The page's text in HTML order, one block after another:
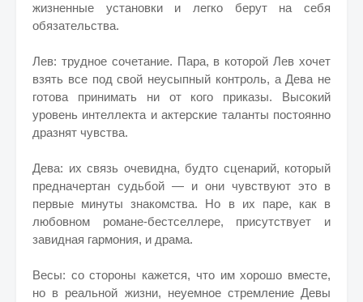
жизненные установки и легко берут на себя
обязательства.
Лев: трудное сочетание. Пара, в которой Лев хочет
взять все под свой неусыпный контроль, а Дева не
готова принимать ни от кого приказы. Высокий
уровень интеллекта и актерские таланты постоянно
дразнят чувства.
Дева: их связь очевидна, будто сценарий, который
предначертан судьбой — и они чувствуют это в
первые минуты знакомства. Но в их паре, как в
любовном романе-бестселлере, присутствует и
завидная гармония, и драма.
Весы: со стороны кажется, что им хорошо вместе,
но в реальной жизни, неуемное стремление Девы